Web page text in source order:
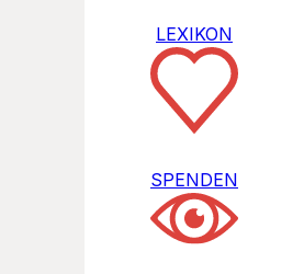
LEXIKON
SPENDEN